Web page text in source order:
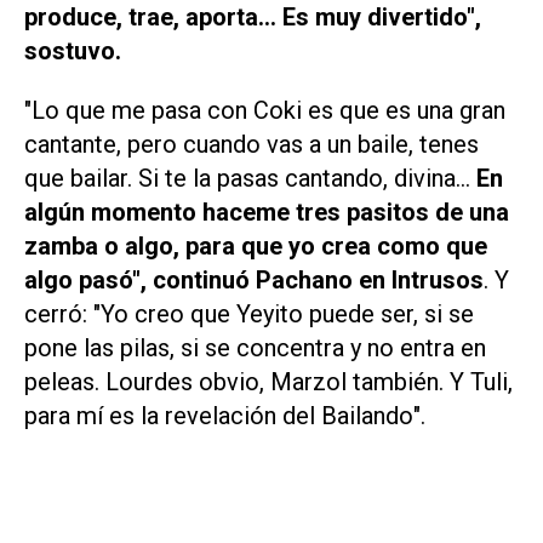
produce, trae, aporta... Es muy divertido",
sostuvo.
"Lo que me pasa con Coki es que es una gran
cantante, pero cuando vas a un baile, tenes
que bailar. Si te la pasas cantando, divina... En
algún momento haceme tres pasitos de una
zamba o algo, para que yo crea como que
algo pasó", continuó Pachano en Intrusos. Y
cerró: "Yo creo que Yeyito puede ser, si se
pone las pilas, si se concentra y no entra en
peleas. Lourdes obvio, Marzol también. Y Tuli,
para mí es la revelación del Bailando".